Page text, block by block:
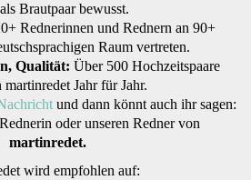
Brautpaar bewusst.
Rednerinnen und Rednern an 90+
Raum vertreten.
Qualität: Über 500 Hochzeitspaare
martinredet Jahr für Jahr.
und dann könnt auch ihr sagen:
oder unseren Redner von
martinredet.
wird empfohlen auf: